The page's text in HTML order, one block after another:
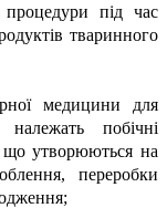
процедури під час
тваринного
медицини для
побічні
що утворюються на
переробки